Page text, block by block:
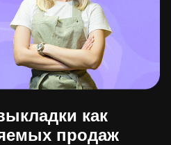
как
продаж